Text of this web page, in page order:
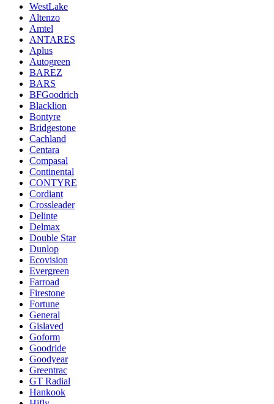
WestLake
Altenzo
Amtel
ANTARES
Aplus
Autogreen
BAREZ
BARS
BFGoodrich
Blacklion
Bontyre
Bridgestone
Cachland
Centara
Compasal
Continental
CONTYRE
Cordiant
Crossleader
Delinte
Delmax
Double Star
Dunlop
Ecovision
Evergreen
Farroad
Firestone
Fortune
General
Gislaved
Goform
Goodride
Goodyear
Greentrac
GT Radial
Hankook